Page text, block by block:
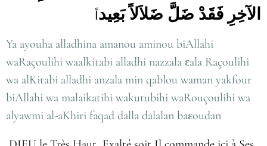
الآخِرِ فَقَدْ ضَلَّ ضَلاَلاً بَعِيد
Ya ayouha alladhina amanou aminou biAllahi
waRaçoulihi waalkitabi alladhi nazzala εala Raçoulihi
wa alKitabi alladhi anzala min qablou waman yakfour
biAllahi wa malaikatihi wakutubihi waRouçoulihi wa
alyawmi al-aKhiri faqad dalla dalalan baεoudan